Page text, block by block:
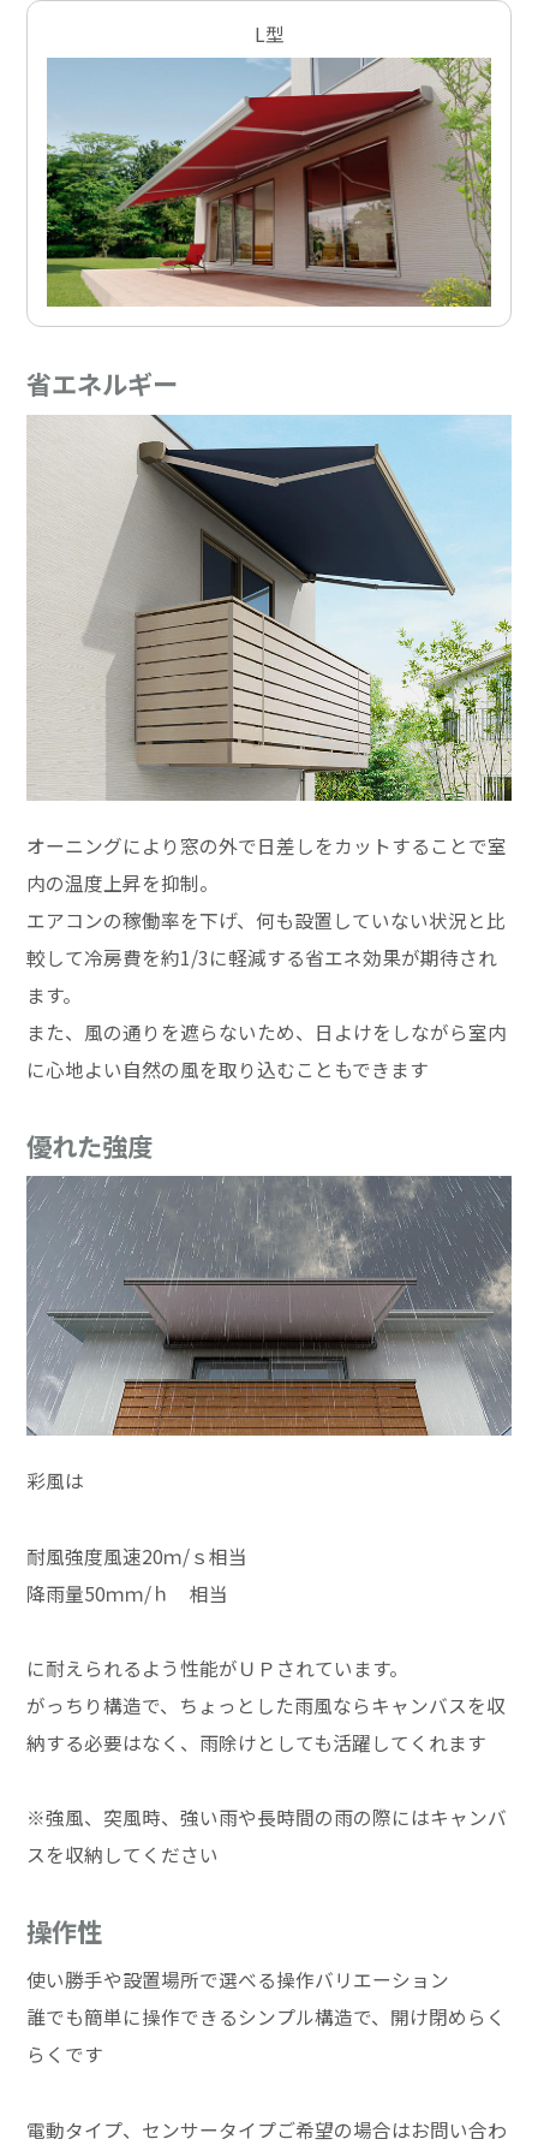
L型
省エネルギー
オーニングにより窓の外で日差しをカットすることで室
内の温度上昇を抑制。
エアコンの稼働率を下げ、何も設置していない状況と比
較して冷房費を約1/3に軽減する省エネ効果が期待され
ます。
また、風の通りを遮らないため、日よけをしながら室内
に心地よい自然の風を取り込むこともできます
優れた強度
彩風は
耐風強度風速20ｍ/ｓ相当
降雨量50ｍｍ/ｈ 相当
に耐えられるよう性能がＵＰされています。
がっちり構造で、ちょっとした雨風ならキャンバスを収
納する必要はなく、雨除けとしても活躍してくれます
※強風、突風時、強い雨や長時間の雨の際にはキャンバ
スを収納してください
操作性
使い勝手や設置場所で選べる操作バリエーション
誰でも簡単に操作できるシンプル構造で、開け閉めらく
らくです
電動タイプ、センサータイプご希望の場合はお問い合わ